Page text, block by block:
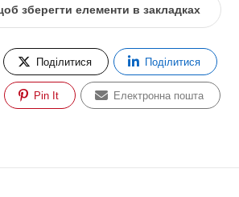
зберегти елементи в закладках
Поділитися Поділитися
Pin It Електронна пошта